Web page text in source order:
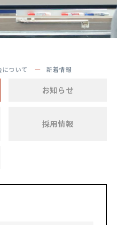
ついて 新着情報
お知らせ
採用情報